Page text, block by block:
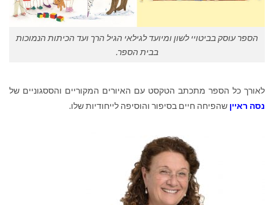
הספר עוסק בביטויי לשון ומיועד לגילאי הגיל הרך ועד הכיתות הנמוכות
בבית הספר.
לאורך כל הספר מתכתב הטקסט עם האיורים המקוריים והססגוניים של
נסה ראיין שהפיחה חיים בסיפור והוסיפה לייחודיות שלו.